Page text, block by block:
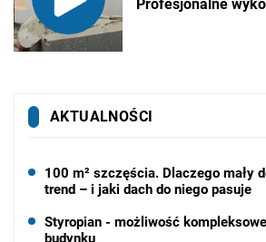
Profesjonalne
AKTUALNOŚCI
100 m² szczęścia. Dlaczego mały
trend – i jaki dach do niego pasuje
Styropian - możliwość